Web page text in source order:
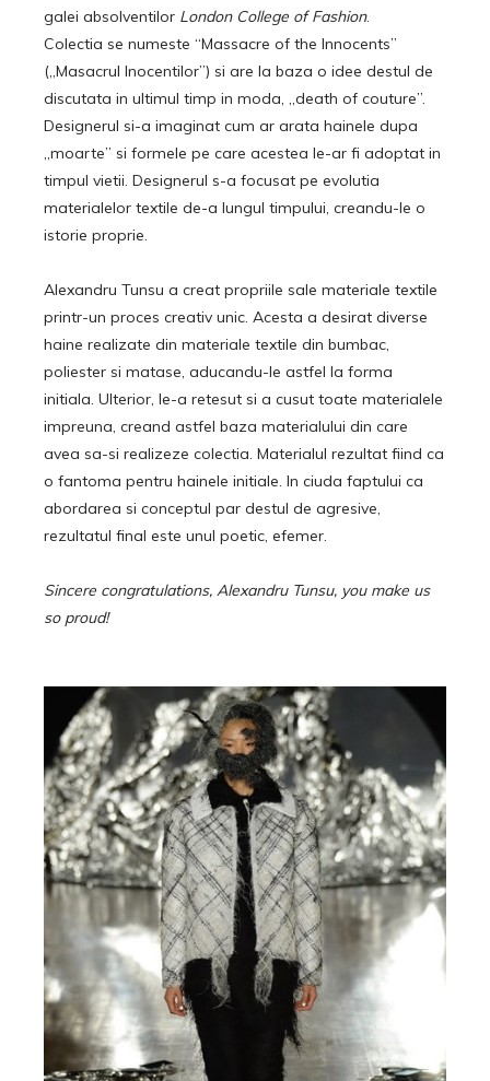
galei absolventilor London College of Fashion.
Colectia se numeste “Massacre of the Innocents”
(„Masacrul Inocentilor”) si are la baza o idee destul de
discutata in ultimul timp in moda, „death of couture”.
Designerul si-a imaginat cum ar arata hainele dupa
„moarte” si formele pe care acestea le-ar fi adoptat in
timpul vietii. Designerul s-a focusat pe evolutia
materialelor textile de-a lungul timpului, creandu-le o
istorie proprie.
Alexandru Tunsu a creat propriile sale materiale textile
printr-un proces creativ unic. Acesta a desirat diverse
haine realizate din materiale textile din bumbac,
poliester si matase, aducandu-le astfel la forma
initiala. Ulterior, le-a retesut si a cusut toate materialele
impreuna, creand astfel baza materialului din care
avea sa-si realizeze colectia. Materialul rezultat fiind ca
o fantoma pentru hainele initiale. In ciuda faptului ca
abordarea si conceptul par destul de agresive,
rezultatul final este unul poetic, efemer.
Sincere congratulations, Alexandru Tunsu, you make us
so proud!